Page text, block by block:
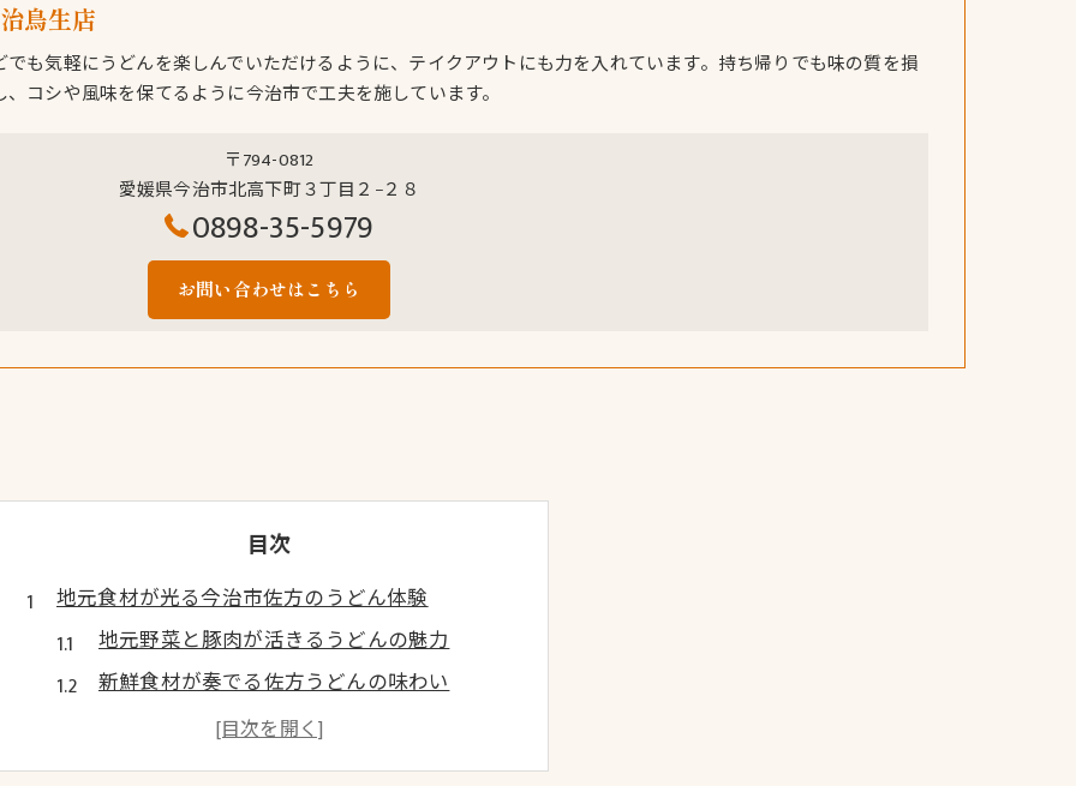
鳥生店
でも気軽にうどんを楽しんでいただけるように、テイクアウトにも力を入れています。持ち帰りでも味の質を損
コシや風味を保てるように今治市で工夫を施しています。
〒794-0812
愛媛県今治市北高下町３丁目２−２８
0898-35-5979
お問い合わせはこちら
目次
地元食材が光る今治市佐方のうどん体験
地元野菜と豚肉が活きるうどんの魅力
新鮮食材が奏でる佐方うどんの味わい
素材の良さが際立つ佐方流うどん体験
地元の味を堪能できるうどんの楽しみ方